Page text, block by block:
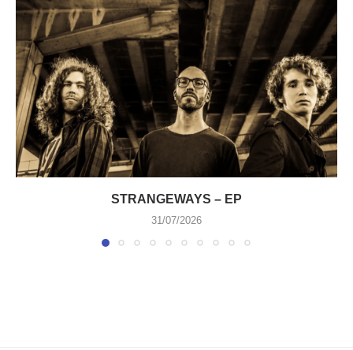
STRANGEWAYS – EP
31/07/2026